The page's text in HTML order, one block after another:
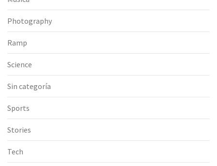
Photography
Ramp
Science
Sin categoría
Sports
Stories
Tech